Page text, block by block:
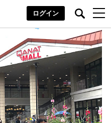
ログイン